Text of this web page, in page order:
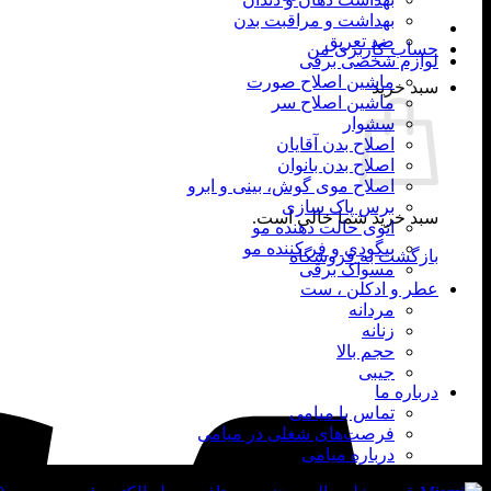
حساب کاربری من
سبد خرید
سبد خرید شما خالی است.
بازگشت به فروشگاه
بهداشت و مراقبت بدن
ضد تعریق
لوازم شخصی برقی
ماشین اصلاح صورت
ماشین اصلاح سر
سشوار
اصلاح بدن آقایان
اصلاح بدن بانوان
اصلاح موی گوش، بینی و ابرو
برس پاک سازی
اتوی حالت دهنده مو
بیگودی و فر کننده مو
مسواک برقی
عطر و ادکلن ، ست
مردانه
زنانه
حجم بالا
جیبی
درباره ما
تماس با میامی
فرصت‌های شغلی در میامی
درباره میامی